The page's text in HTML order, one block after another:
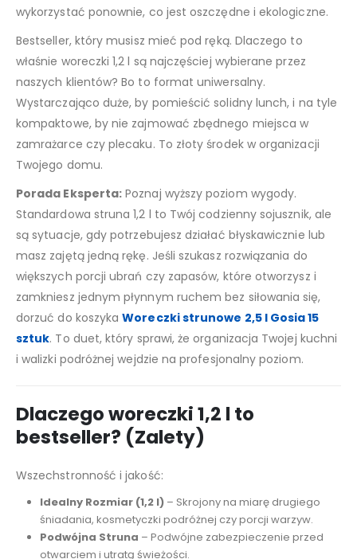
wykorzystać ponownie, co jest oszczędne i ekologiczne.
Bestseller, który musisz mieć pod ręką. Dlaczego to
właśnie woreczki 1,2 l są najczęściej wybierane przez
naszych klientów? Bo to format uniwersalny.
Wystarczająco duże, by pomieścić solidny lunch, i na tyle
kompaktowe, by nie zajmować zbędnego miejsca w
zamrażarce czy plecaku. To złoty środek w organizacji
Twojego domu.
Porada Eksperta: Poznaj wyższy poziom wygody.
Standardowa struna 1,2 l to Twój codzienny sojusznik, ale
są sytuacje, gdy potrzebujesz działać błyskawicznie lub
masz zajętą jedną rękę. Jeśli szukasz rozwiązania do
większych porcji ubrań czy zapasów, które otworzysz i
zamkniesz jednym płynnym ruchem bez siłowania się,
dorzuć do koszykaWoreczki strunowe 2,5 l Gosia 15
sztuk. To duet, który sprawi, że organizacja Twojej kuchni
i walizki podróżnej wejdzie na profesjonalny poziom.
Dlaczego woreczki 1,2 l to
bestseller? (Zalety)
Wszechstronność i jakość:
Idealny Rozmiar (1,2 l)– Skrojony na miarę drugiego
śniadania, kosmetyczki podróżnej czy porcji warzyw.
Podwójna Struna – Podwójne zabezpieczenie przed
otwarciem i utratą świeżości.